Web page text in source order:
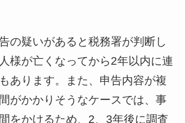
の疑いがあると税務署が判断し
様が亡くなってから2年以内に連
あります。また、申告内容が複
がかかりそうなケースでは、事
をかけるため、2、3年後に調査